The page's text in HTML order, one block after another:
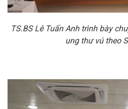
TS.BS Lê Tuấn Anh trình bày
ung thư vú theo